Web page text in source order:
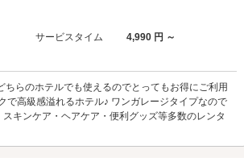
サービスタイム
4,990 円 ～
らのホテルでも使えるのでとってもお得にご利用
高級感溢れるホテル♪ ワンガレージタイプなので
キンケア・ヘアケア・便利グッズ等多数のレンタ